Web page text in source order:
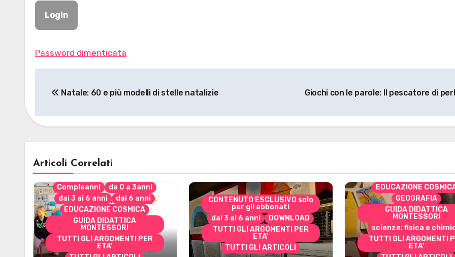
Password dimenticata
articoli
Natale: 60 e più modelli di stelle natalizie Giochi con le parole: Il pescatore di
Articoli Correlati
Compleanni
da 0 a 3anni
dai 3 ai 6 anni
dai 6 anni
EDUCAZIONE COSMICA
GUIDA DIDATTICA
MONTESSORI
TUTTI GLI ARGOMENTI PER
ETA'
CONTENUTO ESCLUSIVO solo
per gli abbonati
dai 3 ai 6 anni
DOWNLOAD
TUTTI GLI ARGOMENTI PER
ETA'
TUTTI GLI ARTICOLI
CONTENUTO
DOWNLOAD
EDUCAZIONE
GEOGRAFIA
GUIDA DIDATTICA
MONTESSORI
scienze: fisica e
TUTTI GLI ARGOMENTI
ETA'